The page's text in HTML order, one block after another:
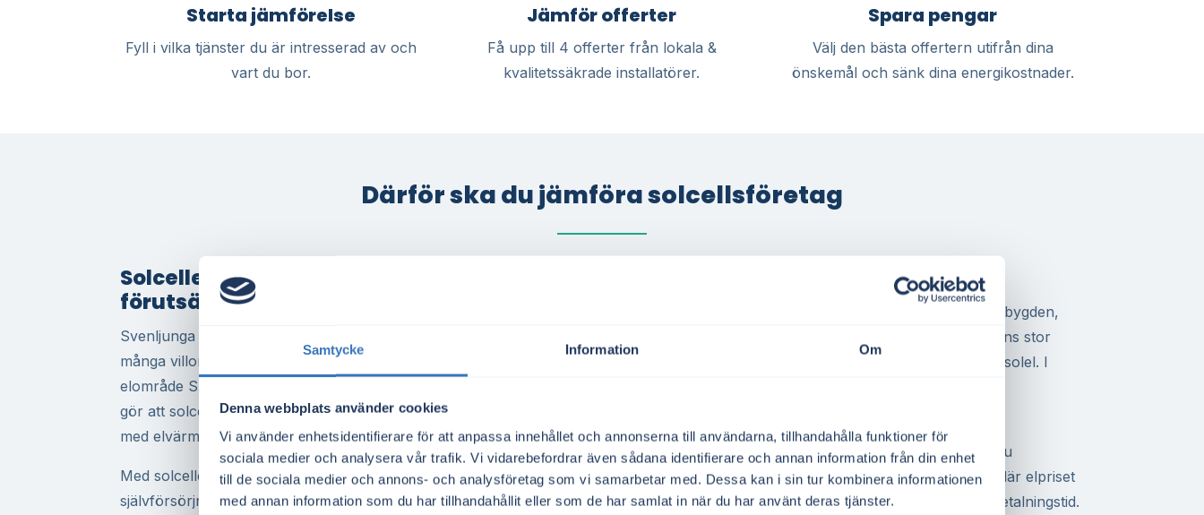
Samtycke Information Om
Denna webbplats använder cookies
Vi använder enhetsidentifierare för att anpassa innehållet och annonserna till användarna, tillhandahålla funktioner för
sociala medier och analysera vår trafik. Vi vidarebefordrar även sådana identifierare och annan information från din enhet
till de sociala medier och annons- och analysföretag som vi samarbetar med. Dessa kan i sin tur kombinera informationen
med annan information som du har tillhandahållit eller som de har samlat in när du har använt deras tjänster.
Starta jämförelse
Fyll i vilka tjänster du är intresserad av och
vart du bor.
Jämför offerter
Få upp till 4 offerter från lokala &
kvalitetssäkrade installatörer.
Spara pengar
Välj den bästa offertern utifrån dina
önskemål och sänk dina energikostnader.
Därför ska du jämföra solcellsföretag
Solceller i Svenljunga – rätt
förutsättningar för lönsam solenergi
Svenljunga har goda förutsättningar för att producera solel – med
många villor och lantliga fastigheter med bra takytor samt elpriser i
elområde SE3. Kombinationen av prisnivå och förbrukningsmönster
gör att solceller ofta blir en lönsam investering, särskilt för villaägare
med elvärme eller elbilsladdning.
Med solceller på taket kan du sänka dina elkostnader, öka din
självförsörjning och bidra till ett mer hållbart energisystem. Du får
För villa, företag och BRF i SE3
Oavsett om du äger villa i Svenljunga tätort eller på landsbygden,
driver ett mindre företag eller representerar en BRF – finns stor
potential att minska elkostnaderna med egenproducerad solel. I
Solceller i elområde SE3 innebär att varje kilowattimme du
producerar ofta är mer värd jämfört med södra Sverige där elpriset
ofta är lägre. Det ger bättre kalkyler och snabbare återbetalningstid.